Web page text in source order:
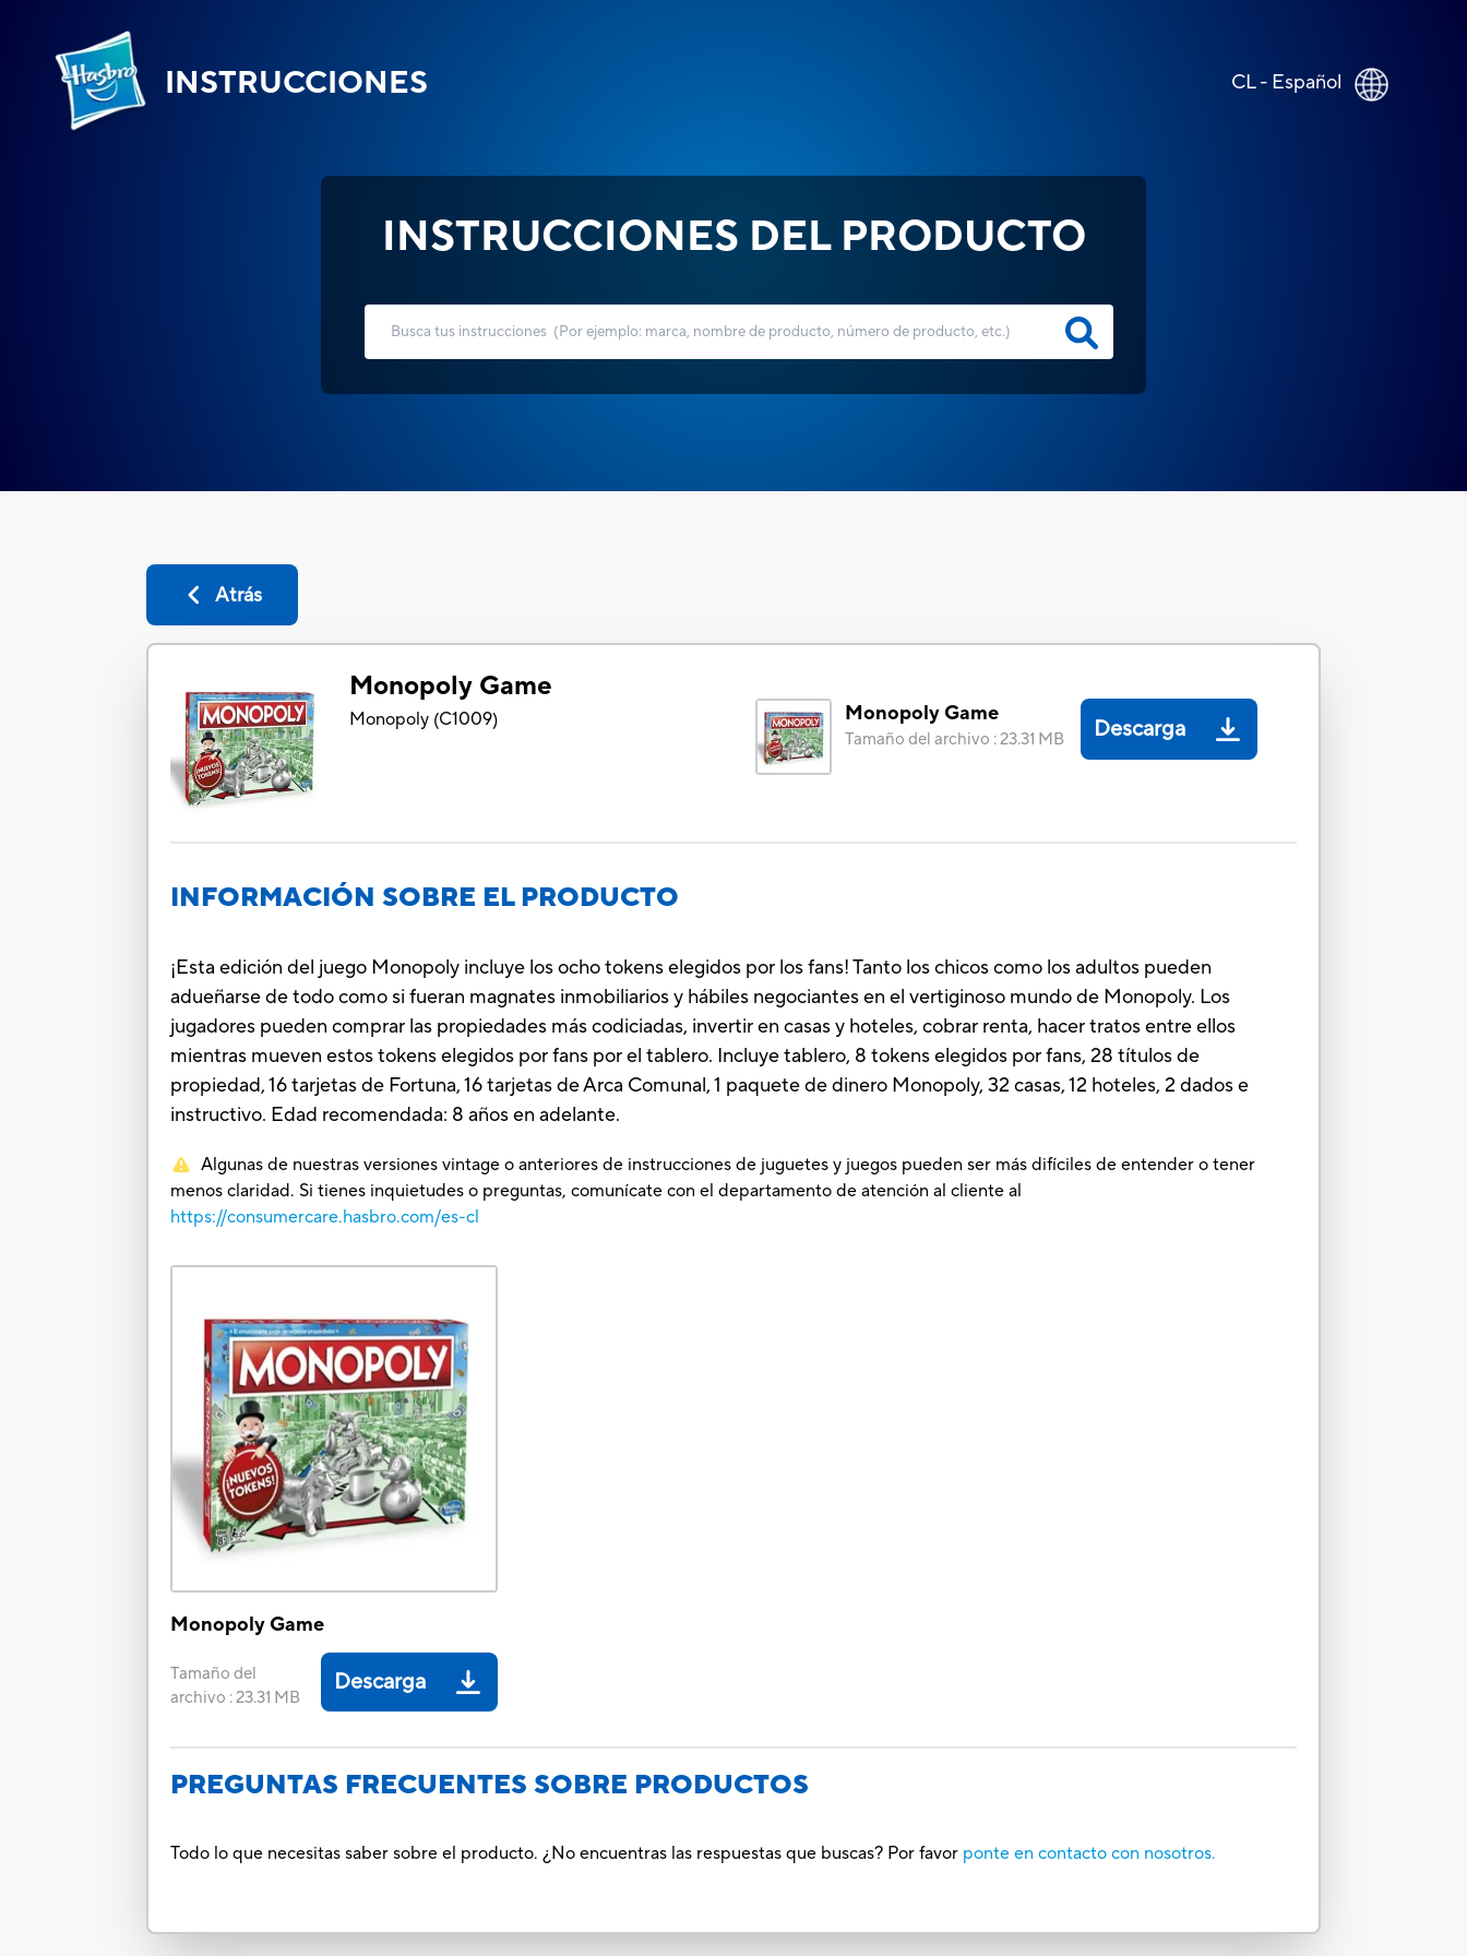
INSTRUCCIONES CL - Español
INSTRUCCIONES DEL PRODUCTO
Atrás
Monopoly Game
Monopoly (C1009) Monopoly Game
Tamaño del archivo :23.31 MB Descarga
INFORMACIÓN SOBRE EL PRODUCTO
¡Esta edición del juego Monopoly incluye los ocho tokens elegidos por los fans! Tanto los chicos como los adultos pueden
adueñarse de todo como si fueran magnates inmobiliarios y hábiles negociantes en el vertiginoso mundo de Monopoly. Los
jugadores pueden comprar las propiedades más codiciadas, invertir en casas y hoteles, cobrar renta, hacer tratos entre ellos
mientras mueven estos tokens elegidos por fans por el tablero. Incluye tablero, 8 tokens elegidos por fans, 28 títulos de
propiedad, 16 tarjetas de Fortuna, 16 tarjetas de Arca Comunal, 1 paquete de dinero Monopoly, 32 casas, 12 hoteles, 2 dados e
instructivo. Edad recomendada: 8 años en adelante.
Algunas de nuestras versiones vintage o anteriores de instrucciones de juguetes y juegos pueden ser más difíciles de entender o tener
menos claridad. Si tienes inquietudes o preguntas, comunícate con el departamento de atención al cliente al
https://consumercare.hasbro.com/es-cl
Monopoly Game
Tamaño del
archivo :23.31 MB
Descarga
PREGUNTAS FRECUENTES SOBRE PRODUCTOS
Todo lo que necesitas saber sobre el producto. ¿No encuentras las respuestas que buscas? Por favor ponte en contacto con nosotros.